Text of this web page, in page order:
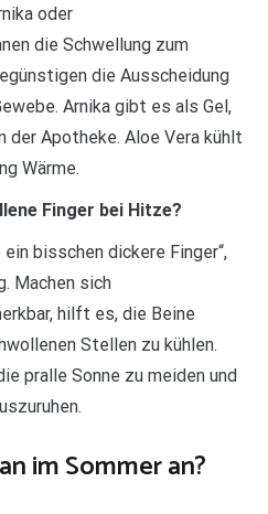
oder
die Schwellung zum
die Ausscheidung
Arnika gibt es als Gel,
der Apotheke. Aloe Vera kühlt
Wärme.
Finger bei Hitze?
bisschen dickere Finger“,
Machen sich
hilft es, die Beine
Stellen zu kühlen.
pralle Sonne zu meiden und
im Sommer an?